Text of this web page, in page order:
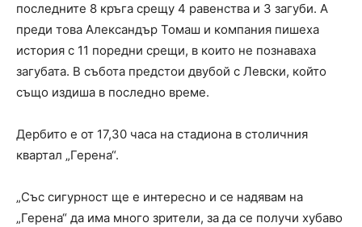
последните 8 кръга срещу 4 равенства и 3 загуби. А
преди това Александър Томаш и компания пишеха
история с 11 поредни срещи, в които не познаваха
загубата. В събота предстои двубой с Левски, който
също издиша в последно време.
Дербито е от 17,30 часа на стадиона в столичния
квартал „Герена“.
„Със сигурност ще е интересно и се надявам на
„Герена“ да има много зрители, за да се получи хубаво